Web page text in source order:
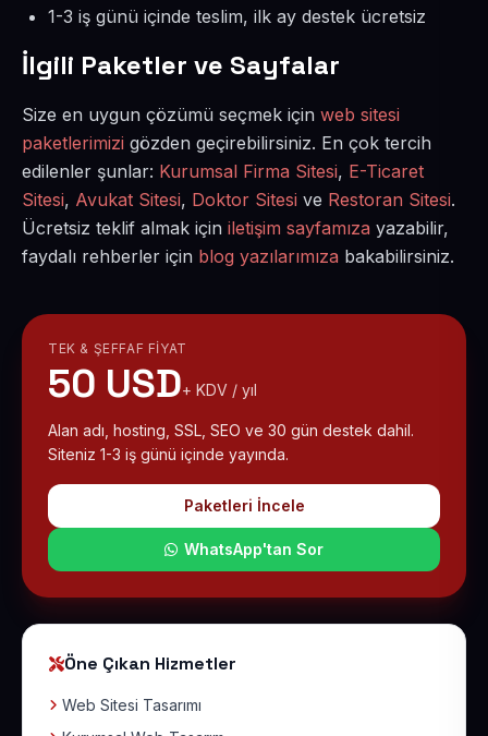
1-3 iş günü içinde teslim, ilk ay destek ücretsiz
İlgili Paketler ve Sayfalar
Size en uygun çözümü seçmek için web sitesi
paketlerimizi gözden geçirebilirsiniz. En çok tercih
edilenler şunlar: Kurumsal Firma Sitesi, E-Ticaret
Sitesi, Avukat Sitesi, Doktor Sitesi ve Restoran Sitesi.
Ücretsiz teklif almak için iletişim sayfamıza yazabilir,
faydalı rehberler için blog yazılarımıza bakabilirsiniz.
TEK & ŞEFFAF FIYAT
50 USD+ KDV / yıl
Alan adı, hosting, SSL, SEO ve 30 gün destek dahil.
Siteniz 1-3 iş günü içinde yayında.
Paketleri İncele
WhatsApp'tan Sor
Öne Çıkan Hizmetler
Web Sitesi Tasarımı